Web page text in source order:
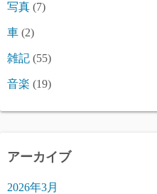
写真 (7)
車 (2)
雑記 (55)
音楽 (19)
アーカイブ
2026年3月